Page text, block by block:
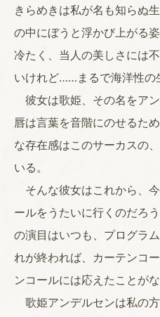
きらめきは私が名も知らぬ
の中にぼうと浮かび上がる
冷たく、当人の美しさには
いけれど……まるで海洋性の
彼女は歌姫、その名をア
唇は言葉を音階にのせるた
な存在感はこのサーカスの
いる。
そんな彼女はこれから、
ールをうたいに行くのだろ
の演目はいつも、プログラ
れが終われば、カーテンコ
ンコールには応えたことがな
歌姫アンデルセンは私の